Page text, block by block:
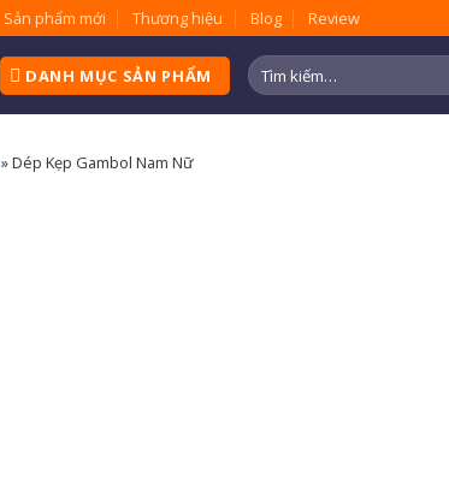
Sản phẩm mới Thương hiệu Blog Review
DANH MỤC SẢN PHẨM
Tìm
kiếm:
»Dép Kẹp Gambol Nam Nữ